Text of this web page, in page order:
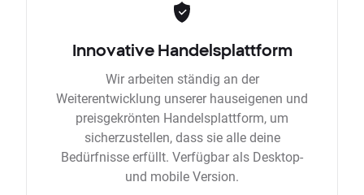
Innovative Handelsplattform
Wir arbeiten ständig an der
Weiterentwicklung unserer hauseigenen und
preisgekrönten Handelsplattform, um
sicherzustellen, dass sie alle deine
Bedürfnisse erfüllt. Verfügbar als Desktop-
und mobile Version.